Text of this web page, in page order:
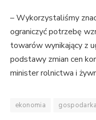
– Wykorzystaliśmy
ograniczyć potrzebę
towarów wynikający z
podstawy zmian cen
minister rolnictwa i
ekonomia gospodarka